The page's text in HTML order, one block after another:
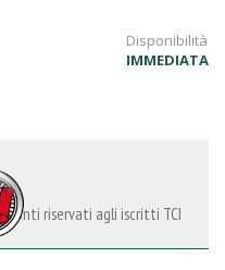
Disponibilità
IMMEDIATA
Sconti riservati agli iscritti TCI